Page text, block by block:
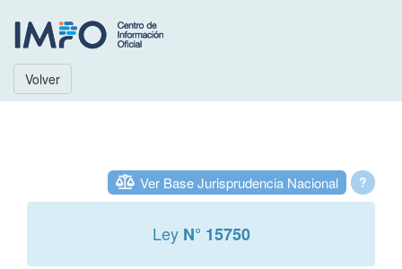
Volver
?
Ver Base Jurisprudencia Nacional
Ley N° 15750